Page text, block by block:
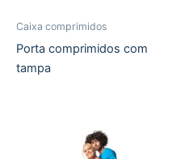
Caixa comprimidos
Porta comprimidos com
tampa